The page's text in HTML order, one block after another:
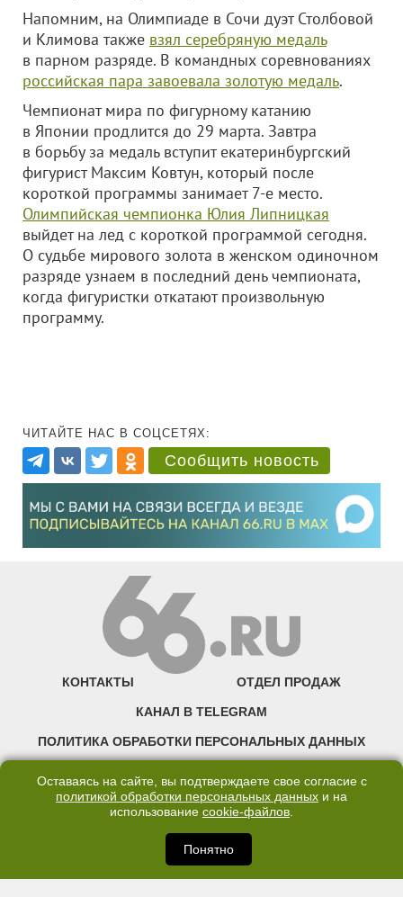
Напомним, на Олимпиаде в Сочи дуэт Столбовой
и Климова также взял серебряную медаль
в парном разряде. В командных соревнованиях
российская пара завоевала золотую медаль.
Чемпионат мира по фигурному катанию
в Японии продлится до 29 марта. Завтра
в борьбу за медаль вступит екатеринбургский
фигурист Максим Ковтун, который после
короткой программы занимает 7-е место.
Олимпийская чемпионка Юлия Липницкая
выйдет на лед с короткой программой сегодня.
О судьбе мирового золота в женском одиночном
разряде узнаем в последний день чемпионата,
когда фигуристки откатают произвольную
программу.
ЧИТАЙТЕ НАС В СОЦСЕТЯХ:
Сообщить новость
КОНТАКТЫ ОТДЕЛ ПРОДАЖ
КАНАЛ В TELEGRAM
ПОЛИТИКА ОБРАБОТКИ ПЕРСОНАЛЬНЫХ ДАННЫХ
©2007—2025 66.RU. Воспроизведение, сообщение, доведение до всеобщего
правообладателя запрещено. Сетевое издание «Современный портал
Екатеринбурга — «66.ru» (18+) зарегистрировано Федеральной службой по
надзору в сфере связи, информационных технологий и массовых коммуникаций
(Роскомнадзор). Регистрационный номер ЭЛ № ФС 77 - 76634 от 02.09.2019
Оставаясь на сайте, вы подтверждаете свое согласие с
политикой обработки персональных данных и на
использование cookie-файлов.
Понятно